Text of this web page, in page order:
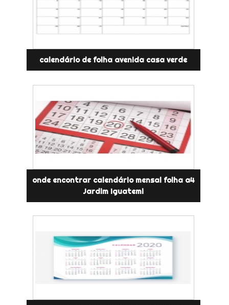
calendário de folha avenida casa verde
onde encontrar calendário mensal folha a4
Jardim Iguatemi